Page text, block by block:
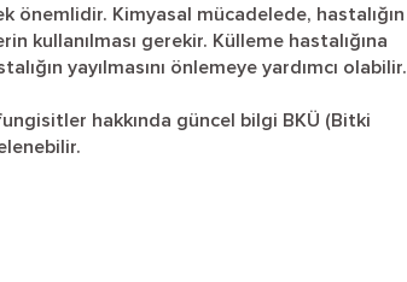
önemlidir. Kimyasal mücadelede, hastalığın
kullanılması gerekir. Külleme hastalığına
yayılmasını önlemeye yardımcı olabilir.
hakkında güncel bilgi BKÜ (Bitki